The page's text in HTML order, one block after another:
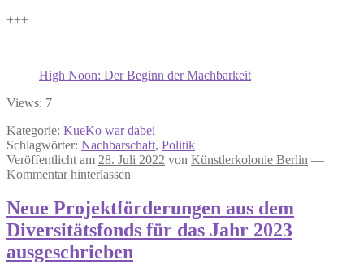
+++
High Noon: Der Beginn der Machbarkeit
Views: 7
Kategorie: KueKo war dabei
Schlagwörter: Nachbarschaft, Politik
Veröffentlicht am 28. Juli 2022 von Künstlerkolonie Berlin —
Kommentar hinterlassen
Neue Projektförderungen aus dem
Diversitätsfonds für das Jahr 2023
ausgeschrieben